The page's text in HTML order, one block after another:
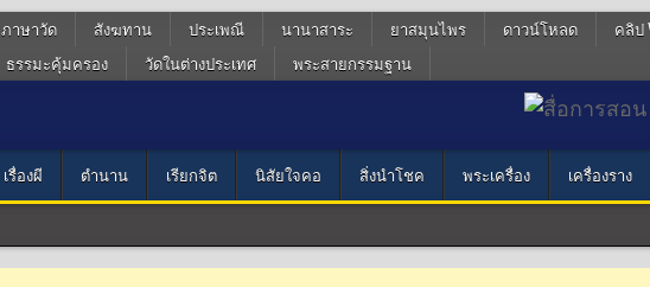
ภาษาวัด สังฆทาน ประเพณี นานาสาระ ยาสมุนไพร ดาวน์โหลด คลิป
ธรรมะคุ้มครอง วัดในต่างประเทศ พระสายกรรมฐาน
เรื่องผี ตำนาน เรียกจิต นิสัยใจคอ สิ่งนำโชค พระเครื่อง เครื่องราง